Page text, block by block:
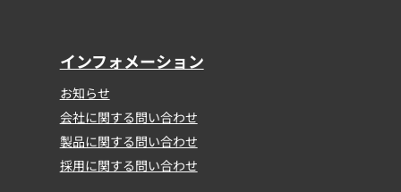
インフォメーション
お知らせ
会社に関する問い合わせ
製品に関する問い合わせ
採用に関する問い合わせ